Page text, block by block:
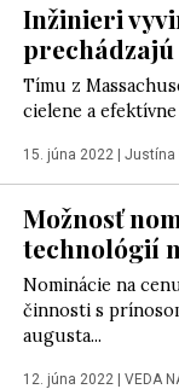
Inžinieri
Tímu z
cielene a
15. júna 2022 Justína
Možnosť
technológií
Nominácie na
činnosti s
augusta...
12. júna 2022 VEDA